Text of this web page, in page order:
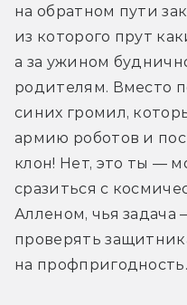
на обратном пути
из которого прут
а за ужином
родителям. Вместо
синих громил,
армию роботов и
клон! Нет, это ты —
сразиться с
Алленом, чья задача
проверять
на профпригодность.